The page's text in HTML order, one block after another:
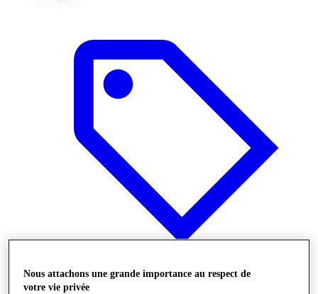
Offres
Nous attachons une grande importance au respect de
votre vie privée